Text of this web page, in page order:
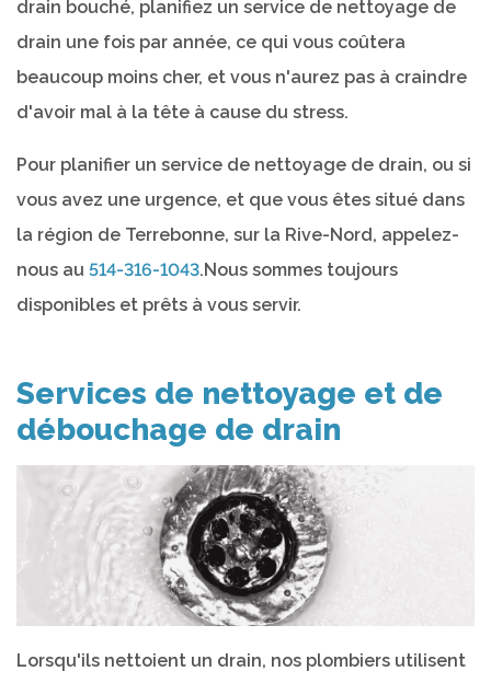
drain bouché, planifiez un service de nettoyage de
drain une fois par année, ce qui vous coûtera
beaucoup moins cher, et vous n'aurez pas à craindre
d'avoir mal à la tête à cause du stress.
Pour planifier un service de nettoyage de drain, ou si
vous avez une urgence, et que vous êtes situé dans
la région de Terrebonne, sur la Rive-Nord, appelez-
nous au 514-316-1043.Nous sommes toujours
disponibles et prêts à vous servir.
Services de nettoyage et de
débouchage de drain
Lorsqu'ils nettoient un drain, nos plombiers utilisent